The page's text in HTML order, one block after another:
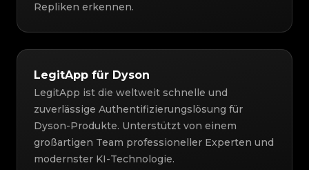
Repliken erkennen.
LegitApp für Dyson
LegitApp ist die weltweit schnelle und
zuverlässige Authentifizierungslösung für
Dyson-Produkte. Unterstützt von einem
großartigen Team professioneller Experten und
modernster KI-Technologie.